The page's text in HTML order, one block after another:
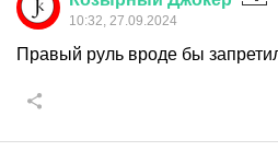
10:32, 27.09.2024
Правый руль вроде бы